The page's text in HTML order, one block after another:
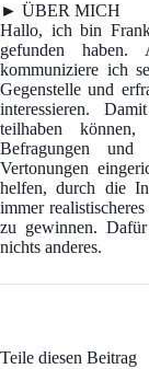
► ÜBER MICH
Hallo, ich bin
gefunden haben.
kommuniziere ich
Gegenstelle und
interessieren.
teilhaben
Befragungen
Vertonungen
helfen, durch die
immer
zu gewinnen.
nichts anderes.
Teile diesen Beitrag